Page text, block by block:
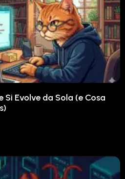
Si Evolve da Sola (e Cosa